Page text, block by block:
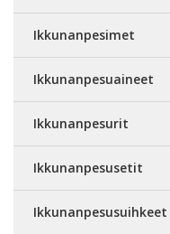
Ikkunanpesimet
Ikkunanpesuaineet
Ikkunanpesurit
Ikkunanpesusetit
Ikkunanpesusuihkeet